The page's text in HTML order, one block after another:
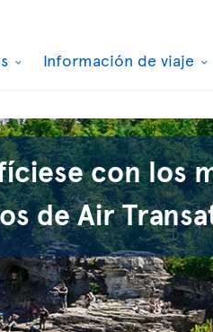
Información de viaje
con los
de Air